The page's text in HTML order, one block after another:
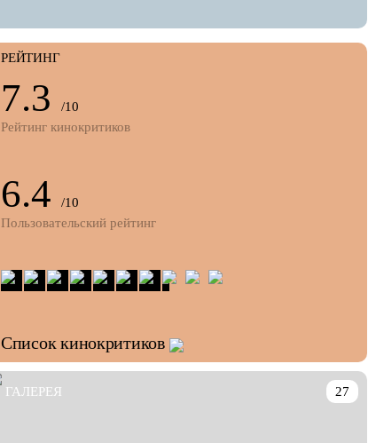
РЕЙТИНГ
7.3
/10
Рейтинг кинокритиков
6.4
/10
Пользовательский рейтинг
Список кинокритиков
ГАЛЕРЕЯ 27